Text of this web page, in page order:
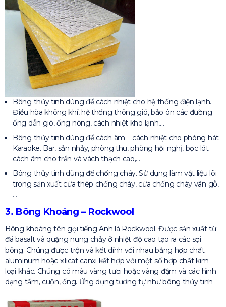
Bông thủy tinh dùng để cách nhiệt cho hệ thống điện lạnh.
Điều hòa không khí, hệ thống thông gió, bảo ôn các đường
ống dẫn gió, ống nóng, cách nhiệt kho lạnh,…
Bông thủy tinh dùng để cách âm – cách nhiệt cho phòng hát
Karaoke. Bar, sản nhảy, phòng thu, phòng hội nghị, bọc lót
cách âm cho trần và vách thạch cao,…
Bông thủy tinh dùng để chống cháy. Sử dụng làm vật liệu lõi
trong sản xuất cửa thép chống cháy, cửa chống cháy vân gỗ,
…
3. Bông Khoáng – Rockwool
Bông khoáng tên gọi tiếng Anh là Rockwool. Được sản xuất từ
đá basalt và quặng nung chảy ở nhiệt độ cao tạo ra các sợi
bông. Chúng được trộn và kết dính với nhau bằng hợp chất
aluminum hoặc xilicat canxi kết hợp với một số hợp chất kim
loại khác. Chúng có màu vàng tươi hoặc vàng đậm và các hình
dạng tấm, cuộn, ống. Ứng dụng tương tự như bông thủy tinh